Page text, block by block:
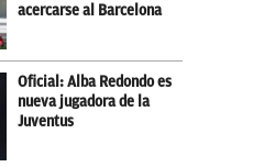
acercarse al Barcelona
Oficial: Alba Redondo es
nueva jugadora de la
Juventus